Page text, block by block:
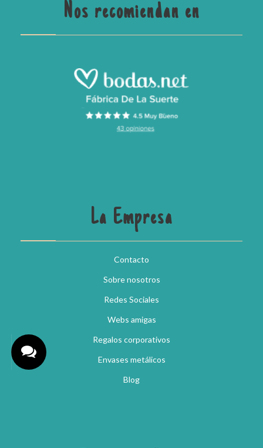
Nos recomiendan en
La Empresa
Contacto
Sobre nosotros
Redes Sociales
Webs amigas
Regalos corporativos
Envases metálicos
Blog